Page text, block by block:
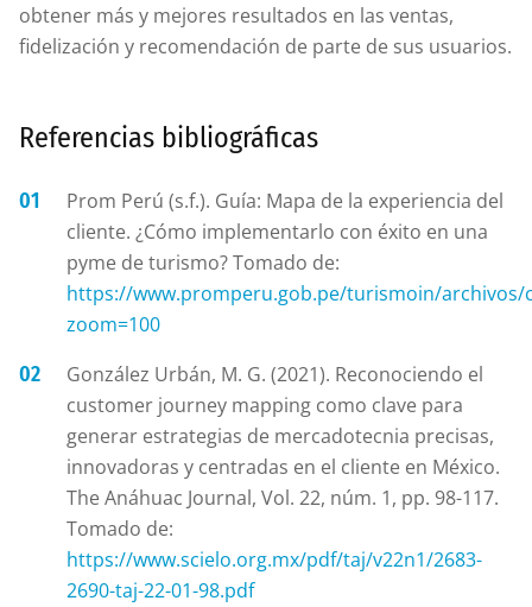
obtener más y mejores resultados en las ventas,
fidelización y recomendación de parte de sus usuarios.
Referencias bibliográficas
Prom Perú (s.f.). Guía: Mapa de la experiencia del
cliente. ¿Cómo implementarlo con éxito en una
pyme de turismo? Tomado de:
https://www.promperu.gob.pe/turismoin/archivos/
zoom=100
González Urbán, M. G. (2021). Reconociendo el
customer journey mapping como clave para
generar estrategias de mercadotecnia precisas,
innovadoras y centradas en el cliente en México.
The Anáhuac Journal, Vol. 22, núm. 1, pp. 98-117.
Tomado de:
https://www.scielo.org.mx/pdf/taj/v22n1/2683-
2690-taj-22-01-98.pdf